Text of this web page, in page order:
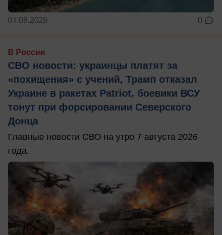
07.08.2026 0
В России
СВО новости: украинцы платят за
«похищения» с учений, Трамп отказал
Украине в ракетах Patriot, боевики ВСУ
тонут при форсировании Северского
Донца
Главные новости СВО на утро 7 августа 2026
года.